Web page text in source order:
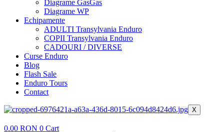
Diagrame GasGas
Diagrame WP
Echipamente
ADULTI Transylvania Enduro
COPII Transylvania Enduro
CADOURI / DIVERSE
Curse Enduro
Blog
Flash Sale
Enduro Tours
Contact
X
0.00 RON 0 Cart